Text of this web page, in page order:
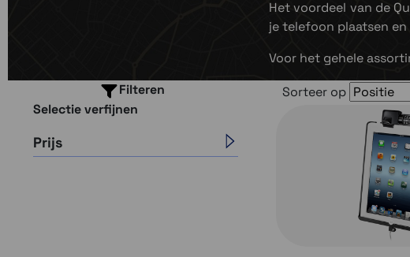
Het voordeel van de
je telefoon plaatsen
Voor het gehele
Filteren
Selectie verfijnen
Prijs
Sorteer op